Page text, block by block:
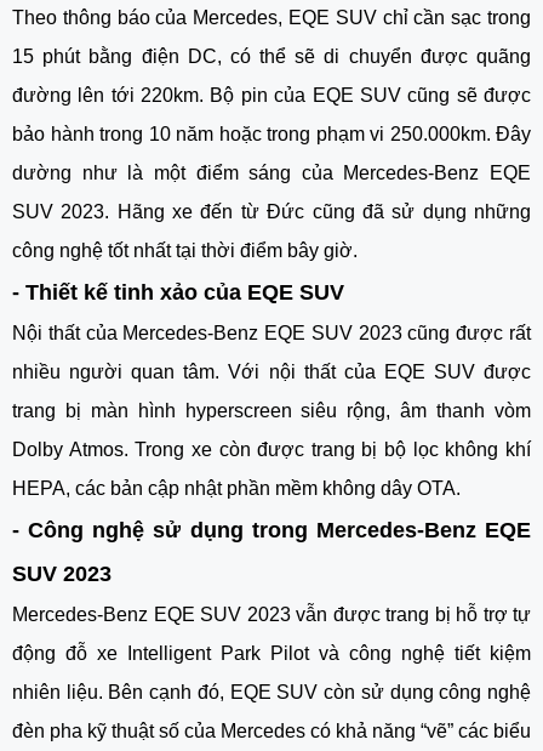
Theo thông báo của Mercedes, EQE SUV chỉ cần sạc trong
15 phút bằng điện DC, có thể sẽ di chuyển được quãng
đường lên tới 220km. Bộ pin của EQE SUV cũng sẽ được
bảo hành trong 10 năm hoặc trong phạm vi 250.000km. Đây
dường như là một điểm sáng của Mercedes-Benz EQE
SUV 2023. Hãng xe đến từ Đức cũng đã sử dụng những
công nghệ tốt nhất tại thời điểm bây giờ.
- Thiết kế tinh xảo của EQE SUV
Nội thất của Mercedes-Benz EQE SUV 2023 cũng được rất
nhiều người quan tâm. Với nội thất của EQE SUV được
trang bị màn hình hyperscreen siêu rộng, âm thanh vòm
Dolby Atmos. Trong xe còn được trang bị bộ lọc không khí
HEPA, các bản cập nhật phần mềm không dây OTA.
- Công nghệ sử dụng trong Mercedes-Benz EQE
SUV 2023
Mercedes-Benz EQE SUV 2023 vẫn được trang bị hỗ trợ tự
động đỗ xe Intelligent Park Pilot và công nghệ tiết kiệm
nhiên liệu. Bên cạnh đó, EQE SUV còn sử dụng công nghệ
đèn pha kỹ thuật số của Mercedes có khả năng “vẽ” các biểu